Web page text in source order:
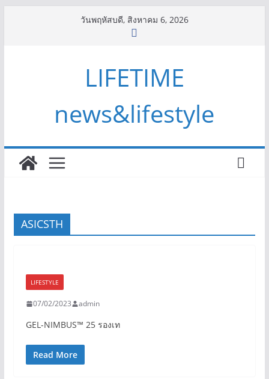
วันพฤหัสบดี, สิงหาคม 6, 2026
LIFETIME
news&lifestyle
ASICSTH
LIFESTYLE
07/02/2023 admin
GEL-NIMBUS™ 25 รองเท
Read More